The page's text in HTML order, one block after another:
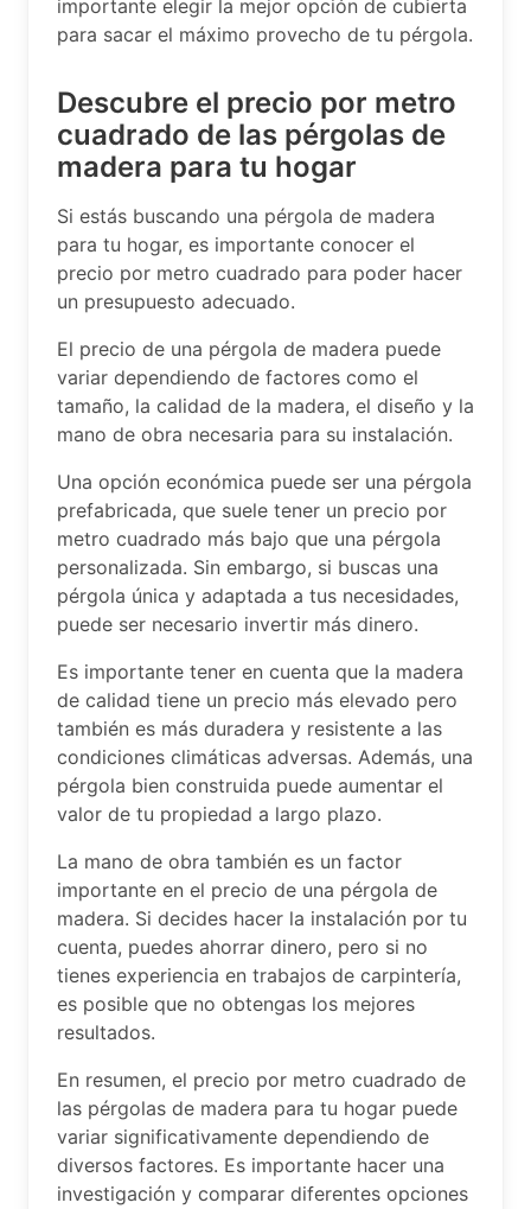
importante elegir la mejor opción de cubierta
para sacar el máximo provecho de tu pérgola.
Descubre el precio por metro
cuadrado de las pérgolas de
madera para tu hogar
Si estás buscando una pérgola de madera
para tu hogar, es importante conocer el
precio por metro cuadrado para poder hacer
un presupuesto adecuado.
El precio de una pérgola de madera puede
variar dependiendo de factores como el
tamaño, la calidad de la madera, el diseño y la
mano de obra necesaria para su instalación.
Una opción económica puede ser una pérgola
prefabricada, que suele tener un precio por
metro cuadrado más bajo que una pérgola
personalizada. Sin embargo, si buscas una
pérgola única y adaptada a tus necesidades,
puede ser necesario invertir más dinero.
Es importante tener en cuenta que la madera
de calidad tiene un precio más elevado pero
también es más duradera y resistente a las
condiciones climáticas adversas. Además, una
pérgola bien construida puede aumentar el
valor de tu propiedad a largo plazo.
La mano de obra también es un factor
importante en el precio de una pérgola de
madera. Si decides hacer la instalación por tu
cuenta, puedes ahorrar dinero, pero si no
tienes experiencia en trabajos de carpintería,
es posible que no obtengas los mejores
resultados.
En resumen, el precio por metro cuadrado de
las pérgolas de madera para tu hogar puede
variar significativamente dependiendo de
diversos factores. Es importante hacer una
investigación y comparar diferentes opciones